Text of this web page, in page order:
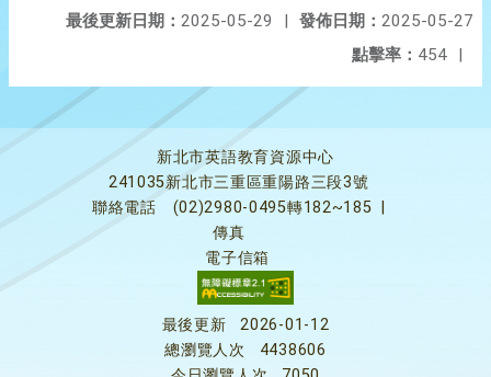
發佈日期： 2025-05-27
最後更新日期： 2025-05-29
|
點擊率： 454 |
新北市英語教育資源中心
241035新北市三重區重陽路三段3號
聯絡電話
(02)2980-0495轉182~185
傳真
電子信箱
最後更新
2026-01-12
總瀏覽人次
4438606